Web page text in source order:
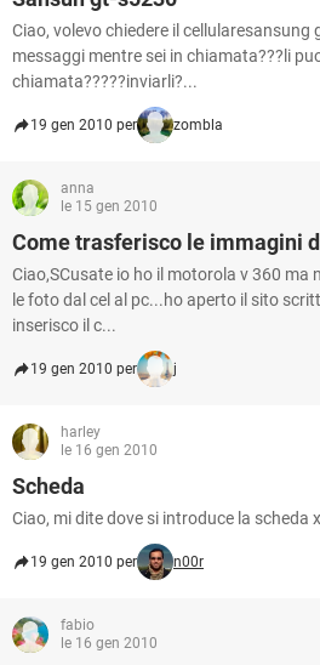
Ciao, volevo chiedere il cellularesansung
messaggi mentre sei in chiamata???li
chiamata?????inviarli?...
19 gen 2010 per zombla
anna
le 15 gen 2010
Come trasferisco le immagini
Ciao,SCusate io ho il motorola v 360 ma
le foto dal cel al pc...ho aperto il sito
inserisco il c...
19 gen 2010 per j
harley
le 16 gen 2010
Scheda
Ciao, mi dite dove si introduce la scheda
19 gen 2010 per n00r
fabio
le 16 gen 2010